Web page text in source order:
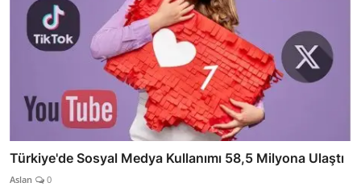
Türkiye'de Sosyal Medya Kullanımı 58,5 Milyona Ulaştı
Aslan 0